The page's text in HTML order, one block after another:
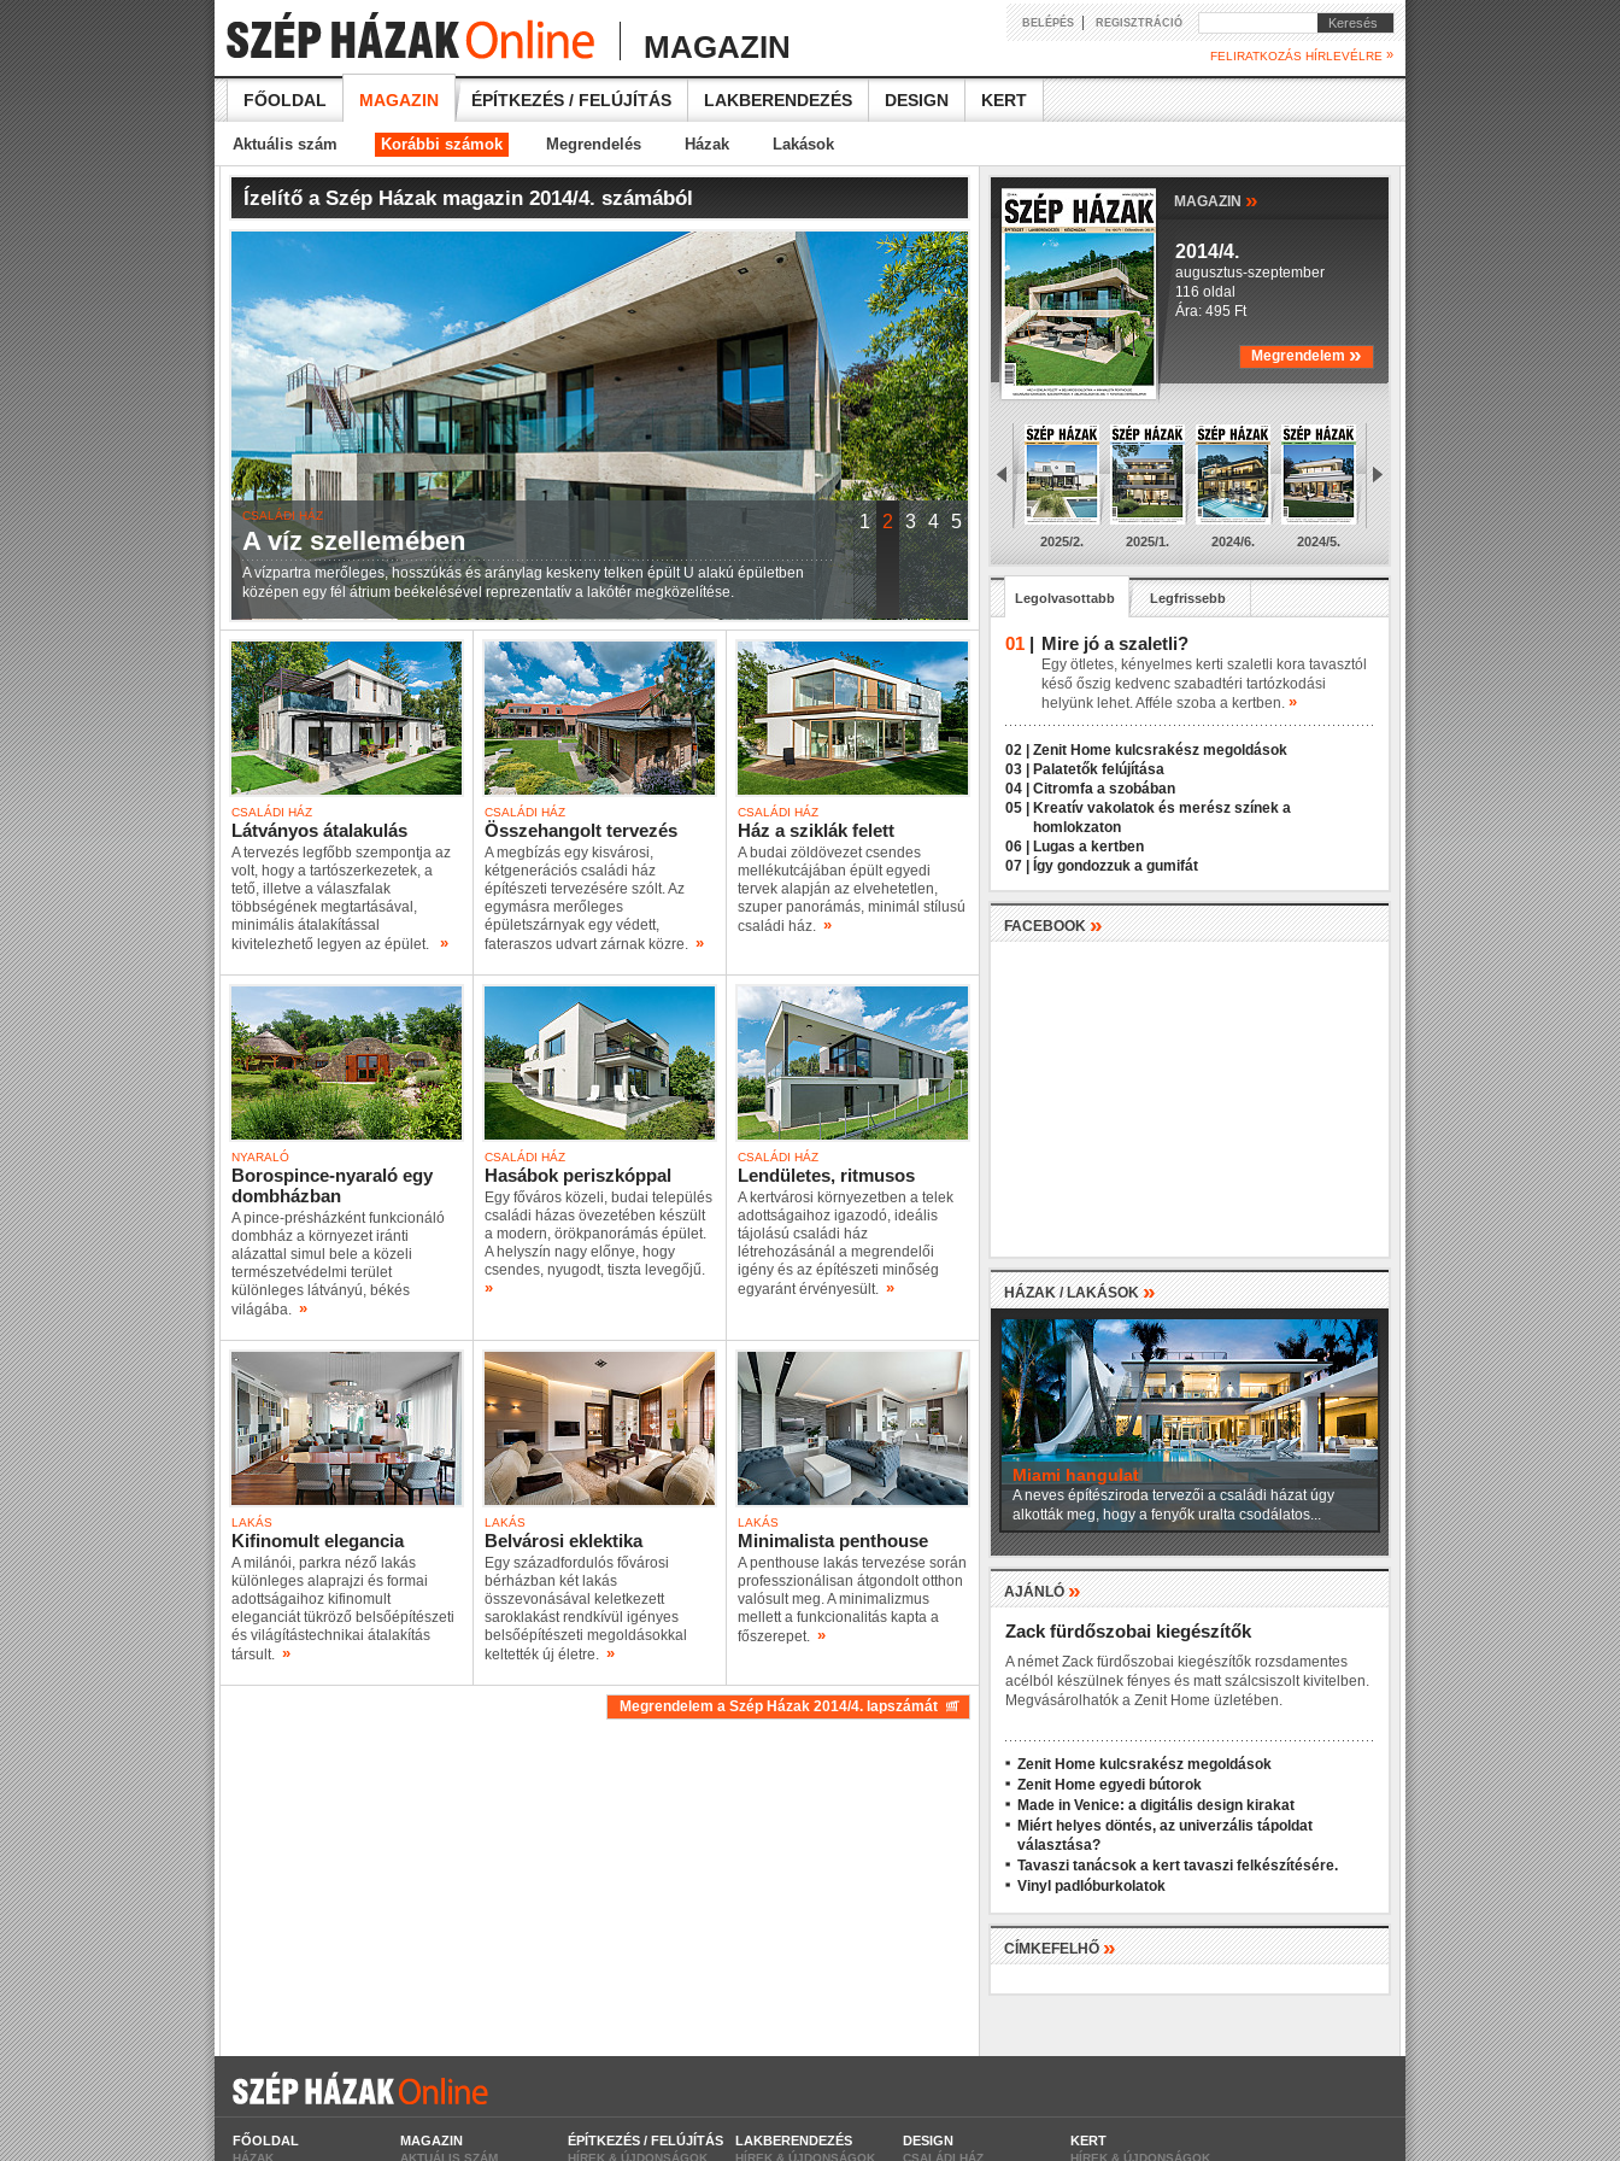
MAGAZIN
BELÉPÉS| REGISZTRÁCIÓ Keresés
FELIRATKOZÁS HÍRLEVÉLRE »
FŐOLDAL MAGAZIN ÉPÍTKEZÉS / FELÚJÍTÁS LAKBERENDEZÉS DESIGN KERT
Aktuális szám Korábbi számok Megrendelés Házak Lakások
Ízelítő a Szép Házak magazin 2014/4. számából
CSALÁDI HÁZ
A víz szellemében
A vízpartra merőleges, hosszúkás és aránylag keskeny telken épült U alakú épületben
középen egy fél átrium beékelésével reprezentatív a lakótér megközelítése.
1 2 3 4 5
CSALÁDI HÁZ
Látványos átalakulás
A tervezés legfőbb szempontja az
volt, hogy a tartószerkezetek, a
tető, illetve a válaszfalak
többségének megtartásával,
minimális átalakítással
kivitelezhető legyen az épület. »
CSALÁDI HÁZ
Összehangolt tervezés
A megbízás egy kisvárosi,
kétgenerációs családi ház
építészeti tervezésére szólt. Az
egymásra merőleges
épületszárnyak egy védett,
fateraszos udvart zárnak közre. »
CSALÁDI HÁZ
Ház a sziklák felett
A budai zöldövezet csendes
mellékutcájában épült egyedi
tervek alapján az elvehetetlen,
szuper panorámás, minimál stílusú
családi ház. »
NYARALÓ
Borospince-nyaraló egy
dombházban
A pince-présházként funkcionáló
dombház a környezet iránti
alázattal simul bele a közeli
természetvédelmi terület
különleges látványú, békés
világába. »
CSALÁDI HÁZ
Hasábok periszkóppal
Egy főváros közeli, budai település
családi házas övezetében készült
a modern, örökpanorámás épület.
A helyszín nagy előnye, hogy
csendes, nyugodt, tiszta levegőjű.
»
CSALÁDI HÁZ
Lendületes, ritmusos
A kertvárosi környezetben a telek
adottságaihoz igazodó, ideális
tájolású családi ház
létrehozásánál a megrendelői
igény és az építészeti minőség
egyaránt érvényesült. »
LAKÁS
Kifinomult elegancia
A milánói, parkra néző lakás
különleges alaprajzi és formai
adottságaihoz kifinomult
eleganciát tükröző belsőépítészeti
és világítástechnikai átalakítás
társult. »
LAKÁS
Belvárosi eklektika
Egy századfordulós fővárosi
bérházban két lakás
összevonásával keletkezett
saroklakást rendkívül igényes
belsőépítészeti megoldásokkal
keltették új életre. »
LAKÁS
Minimalista penthouse
A penthouse lakás tervezése során
professzionálisan átgondolt otthon
valósult meg. A minimalizmus
mellett a funkcionalitás kapta a
főszerepet. »
Megrendelem a Szép Házak 2014/4. lapszámát
MAGAZIN »
2014/4.
augusztus-szeptember
116 oldal
Ára: 495 Ft
Megrendelem »
2025/2. 2025/1. 2024/6. 2024/5.
Legolvasottabb Legfrissebb
01 | Mire jó a szaletli?
Egy ötletes, kényelmes kerti szaletli kora tavasztól
késő őszig kedvenc szabadtéri tartózkodási
helyünk lehet. Afféle szoba a kertben. »
02 |
Zenit Home kulcsrakész megoldások
03 |
Palatetők felújítása
04 |
Citromfa a szobában
05 |
Kreatív vakolatok és merész színek a
homlokzaton
06 |
Lugas a kertben
07 |
Így gondozzuk a gumifát
FACEBOOK»
HÁZAK / LAKÁSOK »
Miami hangulat
A neves építésziroda tervezői a családi házat úgy
alkották meg, hogy a fenyők uralta csodálatos...
AJÁNLÓ»
Zack fürdőszobai kiegészítők
A német Zack fürdőszobai kiegészítők rozsdamentes
acélból készülnek fényes és matt szálcsiszolt kivitelben.
Megvásárolhatók a Zenit Home üzletében.
Zenit Home kulcsrakész megoldások
Zenit Home egyedi bútorok
Made in Venice: a digitális design kirakat
Miért helyes döntés, az univerzális tápoldat
választása?
Tavaszi tanácsok a kert tavaszi felkészítésére.
Vinyl padlóburkolatok
CÍMKEFELHŐ»
FŐOLDAL
HÁZAK
MAGAZIN
AKTUÁLIS SZÁM
ÉPÍTKEZÉS / FELÚJÍTÁS
HÍREK & ÚJDONSÁGOK
LAKBERENDEZÉS
HÍREK & ÚJDONSÁGOK
DESIGN
CSALÁDI HÁZ
KERT
HÍREK & ÚJDONSÁGOK